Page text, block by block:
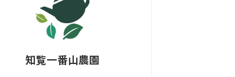
知覧一番山農園